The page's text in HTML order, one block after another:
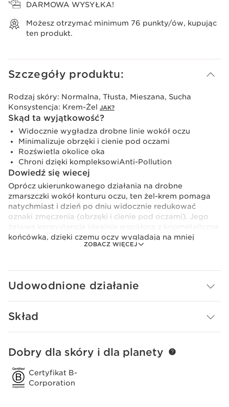
DARMOWA WYSYŁKA!
Możesz otrzymać minimum 76 punkty/ów, kupując
ten produkt.
Szczegóły produktu:
ZOBACZ WIĘCEJ
Rodzaj skóry: Normalna, Tłusta, Mieszana, Sucha
Konsystencja: Krem-Żel JAK?
Skąd ta wyjątkowość?
Widocznie wygładza drobne linie wokół oczu
Minimalizuje obrzęki i cienie pod oczami
Rozświetla okolice oka
Chroni dzięki kompleksowiAnti-Pollution
Dowiedź się wiecej
Oprócz ukierunkowanego działania na drobne
zmarszczki wokół konturu oczu, ten żel-krem pomaga
natychmiast i dzień po dniu widocznie redukować
oznaki zmęczenia (obrzęki i cienie pod oczami). Jego
końcówką, dzięki czemu oczy wyglądają na mniej
opuchnięte i bardziej promienne. Oznaki zmęczenia
Clarins Plus
Pigmenty "promienności" zostały zawarte w tej
formule, aby nadać skórze natychmiastowy efekt
rozświetlenia.
Udowodnione działanie
Skład
PRZEJDŹ DO TREŚCI
Dobry dla skóry i dla planety
Certyfikat B-
Corporation